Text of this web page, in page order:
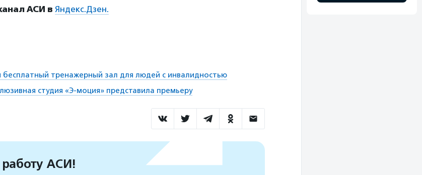
АСИ в Яндекс.Дзен.
тренажерный зал для людей с инвалидностью
студия «Э-моция» представила премьеру
АСИ!